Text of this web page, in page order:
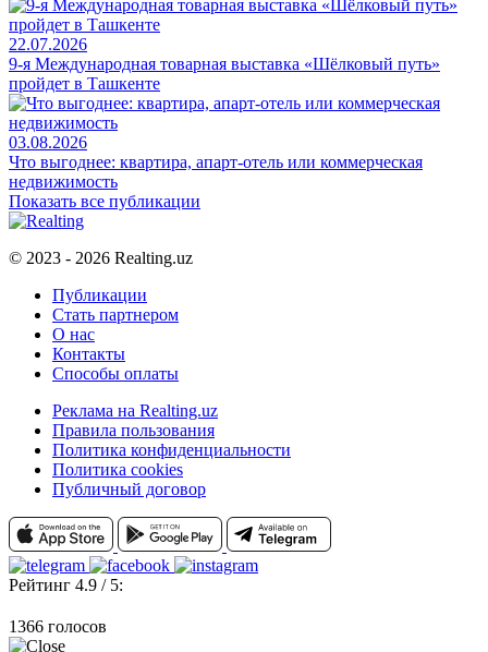
22.07.2026
9-я Международная товарная выставка «Шёлковый путь»
пройдет в Ташкенте
03.08.2026
Что выгоднее: квартира, апарт-отель или коммерческая
недвижимость
Показать все публикации
© 2023 - 2026 Realting.uz
Публикации
Стать партнером
О нас
Контакты
Способы оплаты
Реклама на Realting.uz
Правила пользования
Политика конфиденциальности
Политика cookies
Публичный договор
Рейтинг 4.9 / 5:
1366 голосов